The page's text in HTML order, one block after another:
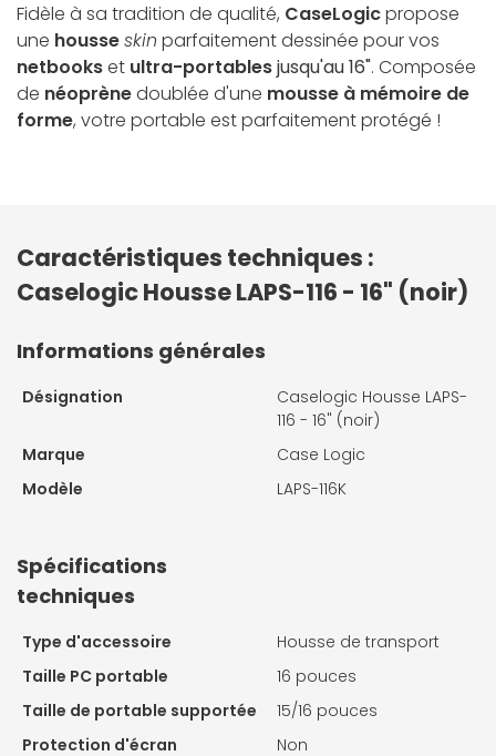
Fidèle à sa tradition de qualité, CaseLogicpropose
une housseskin parfaitement dessinée pour vos
netbookset ultra-portablesjusqu'au 16". Composée
de néoprènedoublée d'une mousse à mémoire de
forme, votre portable est parfaitement protégé !
Caractéristiques techniques :
Caselogic Housse LAPS-116 - 16" (noir)
Informations générales
Désignation
Caselogic Housse LAPS-
116 - 16" (noir)
Marque
Case Logic
Modèle
LAPS-116K
Spécifications
techniques
Type d'accessoire
Housse de transport
Taille PC portable
16 pouces
Taille de portable supportée
15/16 pouces
Protection d'écran
Non